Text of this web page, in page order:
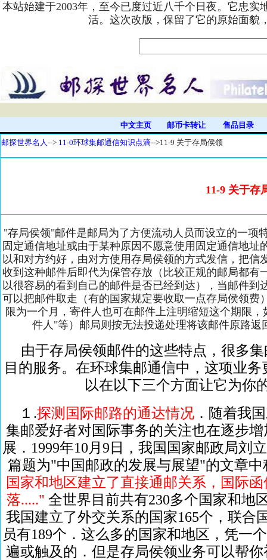
本站始建于2003年，至今已度过近八千个日夜。它忠
活。这次改版，保留了它的原始面貌
中文主页 邮币卡转让
售品目录
邮探世界名人--> 11-0环球集邮通信知识点滴-->11-9 关于存局侯领
11-9 关于存
"存局侯领"邮件是邮局为了方便流动人员而设立的一项
固定通信地址或由于某种原因不愿意使用固定通信地
以和对方约好，由对方使用存局侯领的方式发信，把信
收到这种邮件后即代为保管存放（比较正规的邮局都有
以很容易的看到自己的邮件是否已经到达），当邮件到
可以把邮件取走（有的国家规定要收取一点存局侯领费
限为一个月，寄件人也可在邮件上注明缩短这个期限
件人"等）邮局则按无法投递处理将该邮件原路
由于存局侯领邮件的这些特点，很多
目的服务。在环球集邮通信中，这项业
以在以下三个方面让它为你
１.探测国际邮路的通达情况．随着我
集邮爱好者对国际事务的关注也在逐步
展．1999年10月9日，我国国家邮政局刘
篇题为"中国邮政的发展与展望"的文章中
国家和地区建立了直接通邮关系，国际
落....." 全世界目前共有230多个国家和地
我国建立了外交关系的国家165个，联合
员有189个．这么多的国家和地区，凭一
遍或触及的．但是存局侯领业务可以帮